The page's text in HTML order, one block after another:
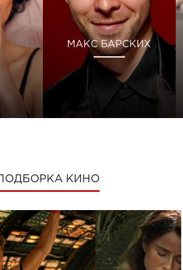
МАКС БАРСКИХ
ПОДБОРКА КИНО